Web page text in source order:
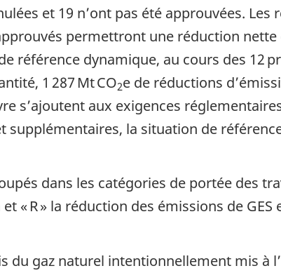
et 19 n’ont pas été approuvées.
permettront une réduction nette
référence dynamique, au cours des 12
1 287 Mt CO2e de réductions
s’ajoutent aux exigences
supplémentaires, la situation de
dans les catégories de portée des
« R » la réduction des émissions de
du gaz naturel intentionnellement mis à